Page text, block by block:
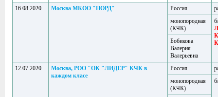
16.08.2020
Москва МКОО "НОРД" Россия
монопородная
(КЧК)
Бобикова
Валерия
Валерьевна
12.07.2020
Москва, РОО "ОК "ЛИДЕР" КЧК в
каждом класе
Россия
монопородная
(КЧК)